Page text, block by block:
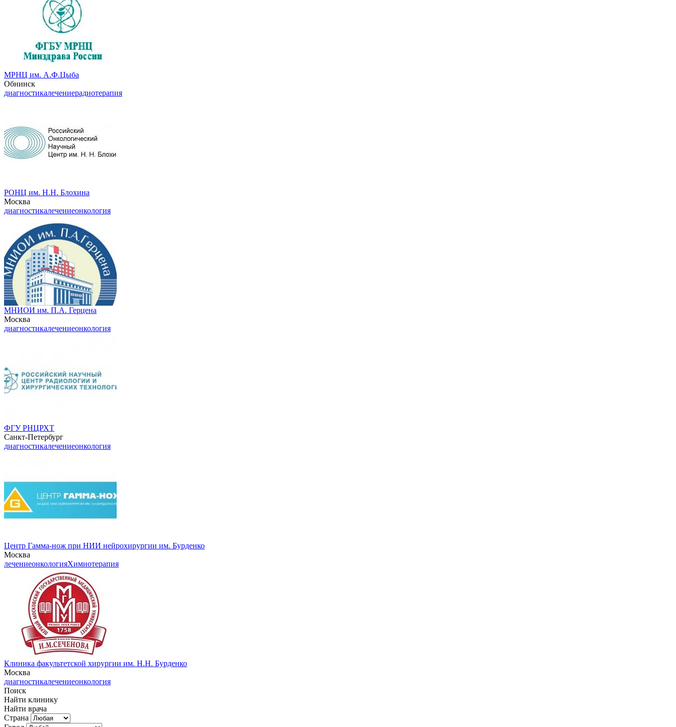
МРНЦ им. А.Ф.Цыба
Обнинск
диагностикалечениерадиотерапия
РОНЦ им. Н.Н. Блохина
Москва
диагностикалечениеонкология
МНИОИ им. П.А. Герцена
Москва
диагностикалечениеонкология
ФГУ РНЦРХТ
Санкт-Петербург
диагностикалечениеонкология
Центр Гамма-нож при НИИ нейрохирургии им. Бурденко
Москва
лечениеонкологияХимиотерапия
Клиника факультетской хирургии им. Н.Н. Бурденко
Москва
диагностикалечениеонкология
Поиск
Найти клинику
Найти врача
Страна